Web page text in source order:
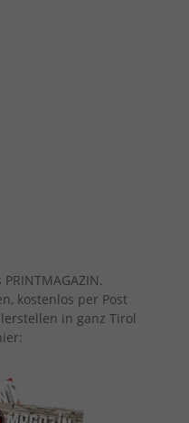
kostenlos per Post
in ganz Tirol